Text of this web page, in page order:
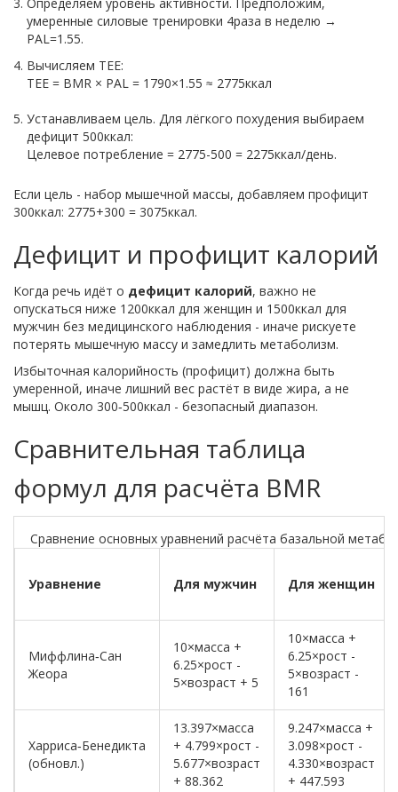
умеренные силовые тренировки 4раза в неделю →
PAL=1.55.
Вычисляем TEE:
TEE = BMR × PAL = 1790×1.55 ≈ 2775ккал
Устанавливаем цель. Для лёгкого похудения выбираем
дефицит 500ккал:
Целевое потребление = 2775-500 = 2275ккал/день.
Если цель - набор мышечной массы, добавляем профицит
300ккал: 2775+300 = 3075ккал.
Дефицит и профицит калорий
Когда речь идёт о дефицит калорий, важно не
опускаться ниже 1200ккал для женщин и 1500ккал для
мужчин без медицинского наблюдения - иначе рискуете
потерять мышечную массу и замедлить метаболизм.
Избыточная калорийность (профицит) должна быть
умеренной, иначе лишний вес растёт в виде жира, а не
мышц. Около 300‑500ккал - безопасный диапазон.
Сравнительная таблица
формул для расчёта BMR
Сравнение основных уравнений расчёта базальной
Уравнение Для мужчин Для женщин
Миффлина‑Сан
Жеора
10×массa +
6.25×рост -
5×возраст + 5
10×массa +
6.25×рост -
5×возраст -
161
Харриса‑Бенедикта
(обновл.)
13.397×массa
+ 4.799×рост -
5.677×возраст
+ 88.362
9.247×массa +
3.098×рост -
4.330×возраст
+ 447.593